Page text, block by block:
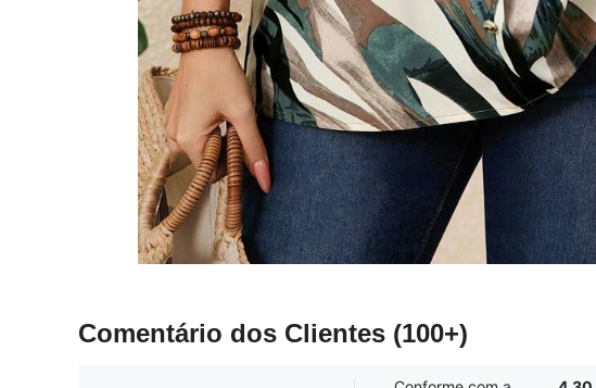
Comentário dos Clientes (100+)